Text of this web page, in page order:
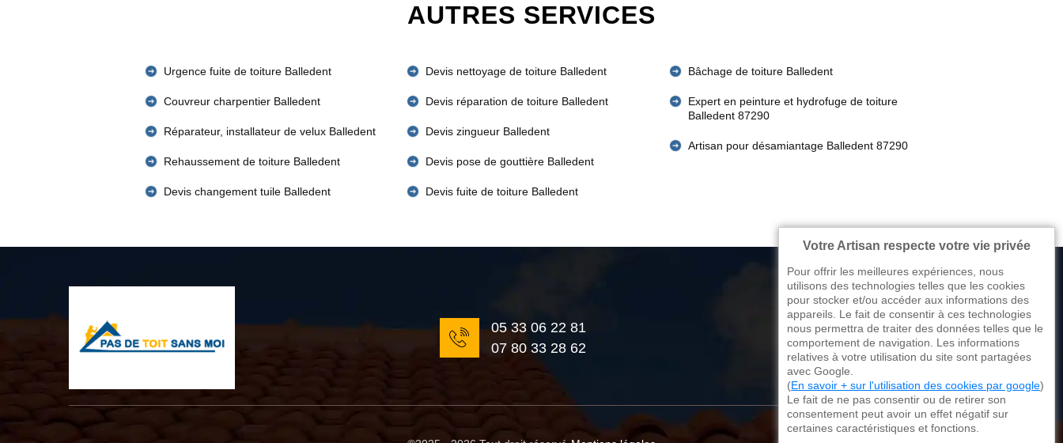
AUTRES SERVICES
Urgence fuite de toiture Balledent
Couvreur charpentier Balledent
Réparateur, installateur de velux Balledent
Rehaussement de toiture Balledent
Devis changement tuile Balledent
Devis nettoyage de toiture Balledent
Devis réparation de toiture Balledent
Devis zingueur Balledent
Devis pose de gouttière Balledent
Devis fuite de toiture Balledent
Bâchage de toiture Balledent
Expert en peinture et hydrofuge de toiture
Balledent 87290
Artisan pour désamiantage Balledent 87290
05 33 06 22 81
07 80 33 28 62
176 avenue de Limoges
87270 Couzeix
Votre Artisan respecte votre vie privée
Pour offrir les meilleures expériences, nous
utilisons des technologies telles que les cookies
pour stocker et/ou accéder aux informations des
appareils. Le fait de consentir à ces technologies
nous permettra de traiter des données telles que le
comportement de navigation. Les informations
relatives à votre utilisation du site sont partagées
avec Google.
(En savoir + sur l'utilisation des cookies par google)
Le fait de ne pas consentir ou de retirer son
consentement peut avoir un effet négatif sur
certaines caractéristiques et fonctions.